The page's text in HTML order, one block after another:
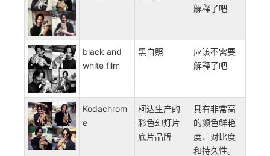
解释了吧
black and
white film
黑白照
应该不需要
解释了吧
Kodachrom
e
柯达生产的
彩色幻灯片
底片品牌
具有非常高
的颜色鲜艳
度、对比度
和持久性。